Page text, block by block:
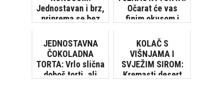
Jednostavan i brz,
priprema se bez
Očarat će vas
finim okusom i
JEDNOSTAVNA
ČOKOLADNA
TORTA: Vrlo slična
doboš torti, ali
KOLAČ S
VIŠNJAMA I
SVJEŽIM SIROM:
Kremasti desert